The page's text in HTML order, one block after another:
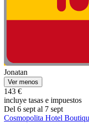
Jonatan
Ver menos
143 €
incluye tasas e impuestos
Del 6 sept al 7 sept
Cosmopolita Hotel